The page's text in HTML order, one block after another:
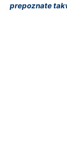
prepoznate